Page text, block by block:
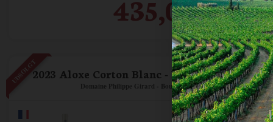
435,00DKK / fl.
UDSOLGT2023 Aloxe Corton Blanc - Les Boutiéres
Domaine Philippe Girard - Bourgogne